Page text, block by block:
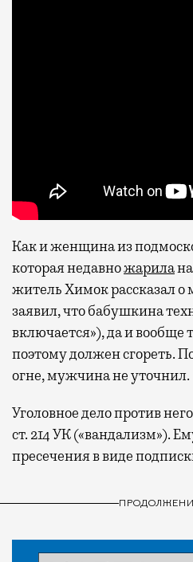
Как и женщина из
которая недавножарила
житель Химок рассказал о
заявил, что бабушкина
включается»), да и вообще
поэтому должен сгореть.
огне, мужчина не уточнил.
Уголовное дело против
ст. 214 УК («вандализм»).
пресечения в виде